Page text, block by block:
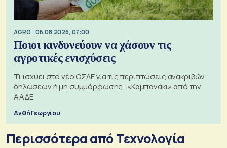
AGRO 06.08.2026, 07:00
Ποιοι κινδυνεύουν να χάσουν τις
αγροτικές ενισχύσεις
Τι ισχύει στο νέο ΟΣΔΕ για τις περιπτώσεις ανακριβών
δηλώσεων ή μη συμμόρφωσης -«Καμπανάκι» από την
ΑΑΔΕ
Ανθή Γεωργίου
Περισσότερα από Τεχνολογία